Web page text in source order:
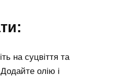
на суцвіття та
олію і